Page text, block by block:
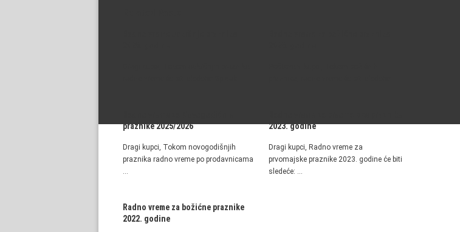
praznike 2025/2026
Dragi kupci, Tokom novogodišnjih
praznika radno vreme po prodavnicama
…
2023. godine
Dragi kupci, Radno vreme za
prvomajske praznike 2023. godine će biti
sledeće: …
Radno vreme za božićne praznike
2022. godine